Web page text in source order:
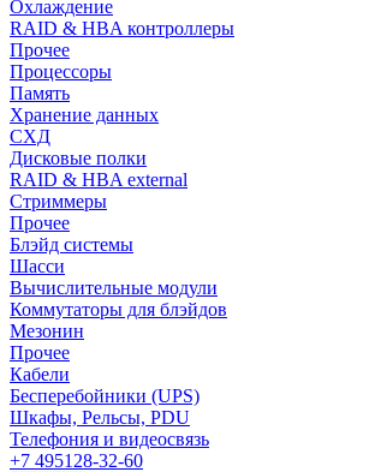
Охлаждение
RAID & HBA контроллеры
Прочее
Процессоры
Память
Хранение данных
СХД
Дисковые полки
RAID & HBA external
Стриммеры
Прочее
Блэйд системы
Шасси
Вычислительные модули
Коммутаторы для блэйдов
Мезонин
Прочее
Кабели
Бесперебойники (UPS)
Шкафы, Рельсы, PDU
Телефония и видеосвязь
+7 495128-32-60